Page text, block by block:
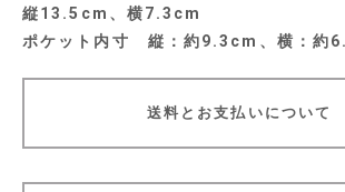
縦13.5cm、横7.3cm
ポケット内寸 縦：約9.3cm、横：約
送料とお支払いについて